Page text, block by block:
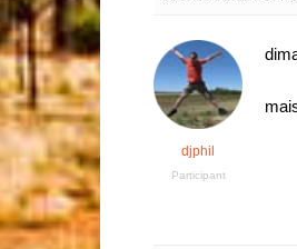
djphil
Participant